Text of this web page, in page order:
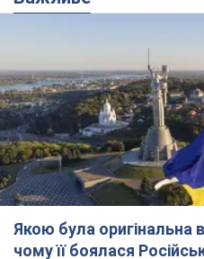
Якою була оригінальна
чому її боялася
розповідають у школі
Державним символом є тільки
6 часов назад 26,3 т.
Олександру
відомо про трьох дітей
символа 90-х та який